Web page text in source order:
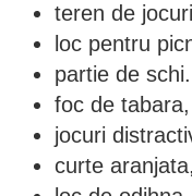
teren de
loc pentru
partie de schi.
foc de tabara,
jocuri
curte aranjata,